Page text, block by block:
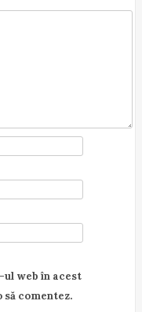
ul web în acest
comentez.